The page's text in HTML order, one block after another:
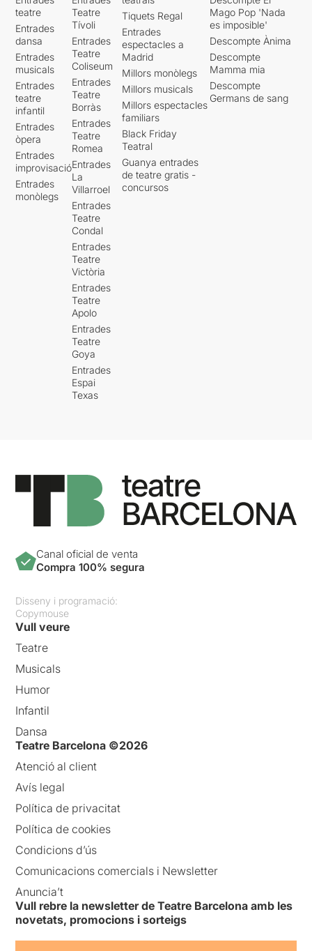
teatre
Entrades
dansa
Entrades
musicals
Entrades
teatre
infantil
Entrades
òpera
Entrades
improvisació
Entrades
monòlegs
Teatre
Tívoli
Entrades
Teatre
Coliseum
Entrades
Teatre
Borràs
Entrades
Teatre
Romea
Entrades
La
Villarroel
Entrades
Teatre
Condal
Entrades
Teatre
Victòria
Entrades
Teatre
Apolo
Entrades
Teatre
Goya
Entrades
Espai
Texas
Tiquets Regal
Entrades
espectacles a
Madrid
Millors monòlegs
Millors musicals
Millors espectacles
familiars
Black Friday
Teatral
Guanya entrades
de teatre gratis -
concursos
Mago Pop 'Nada
es imposible'
Descompte Ànima
Descompte
Mamma mia
Descompte
Germans de sang
Canal oficial de venta
Compra 100% segura
Disseny i programació:
Copymouse
Vull veure
Teatre
Musicals
Humor
Infantil
Dansa
Teatre Barcelona ©2026
Atenció al client
Avís legal
Política de privacitat
Política de cookies
Condicions d’ús
Comunicacions comercials i Newsletter
Anuncia’t
Vull rebre la newsletter de Teatre Barcelona amb les
novetats, promocions i sorteigs